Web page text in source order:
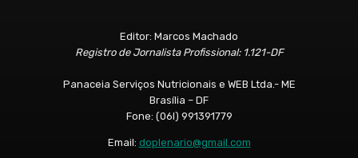
Editor: Marcos Machado
Registro de Jornalista Profissional: 1.121-DF
Panaceia Serviços Nutricionais e WEB Ltda.- ME
Brasília – DF
Fone: (06l) 991391779
Email: doplenario@gmail.com